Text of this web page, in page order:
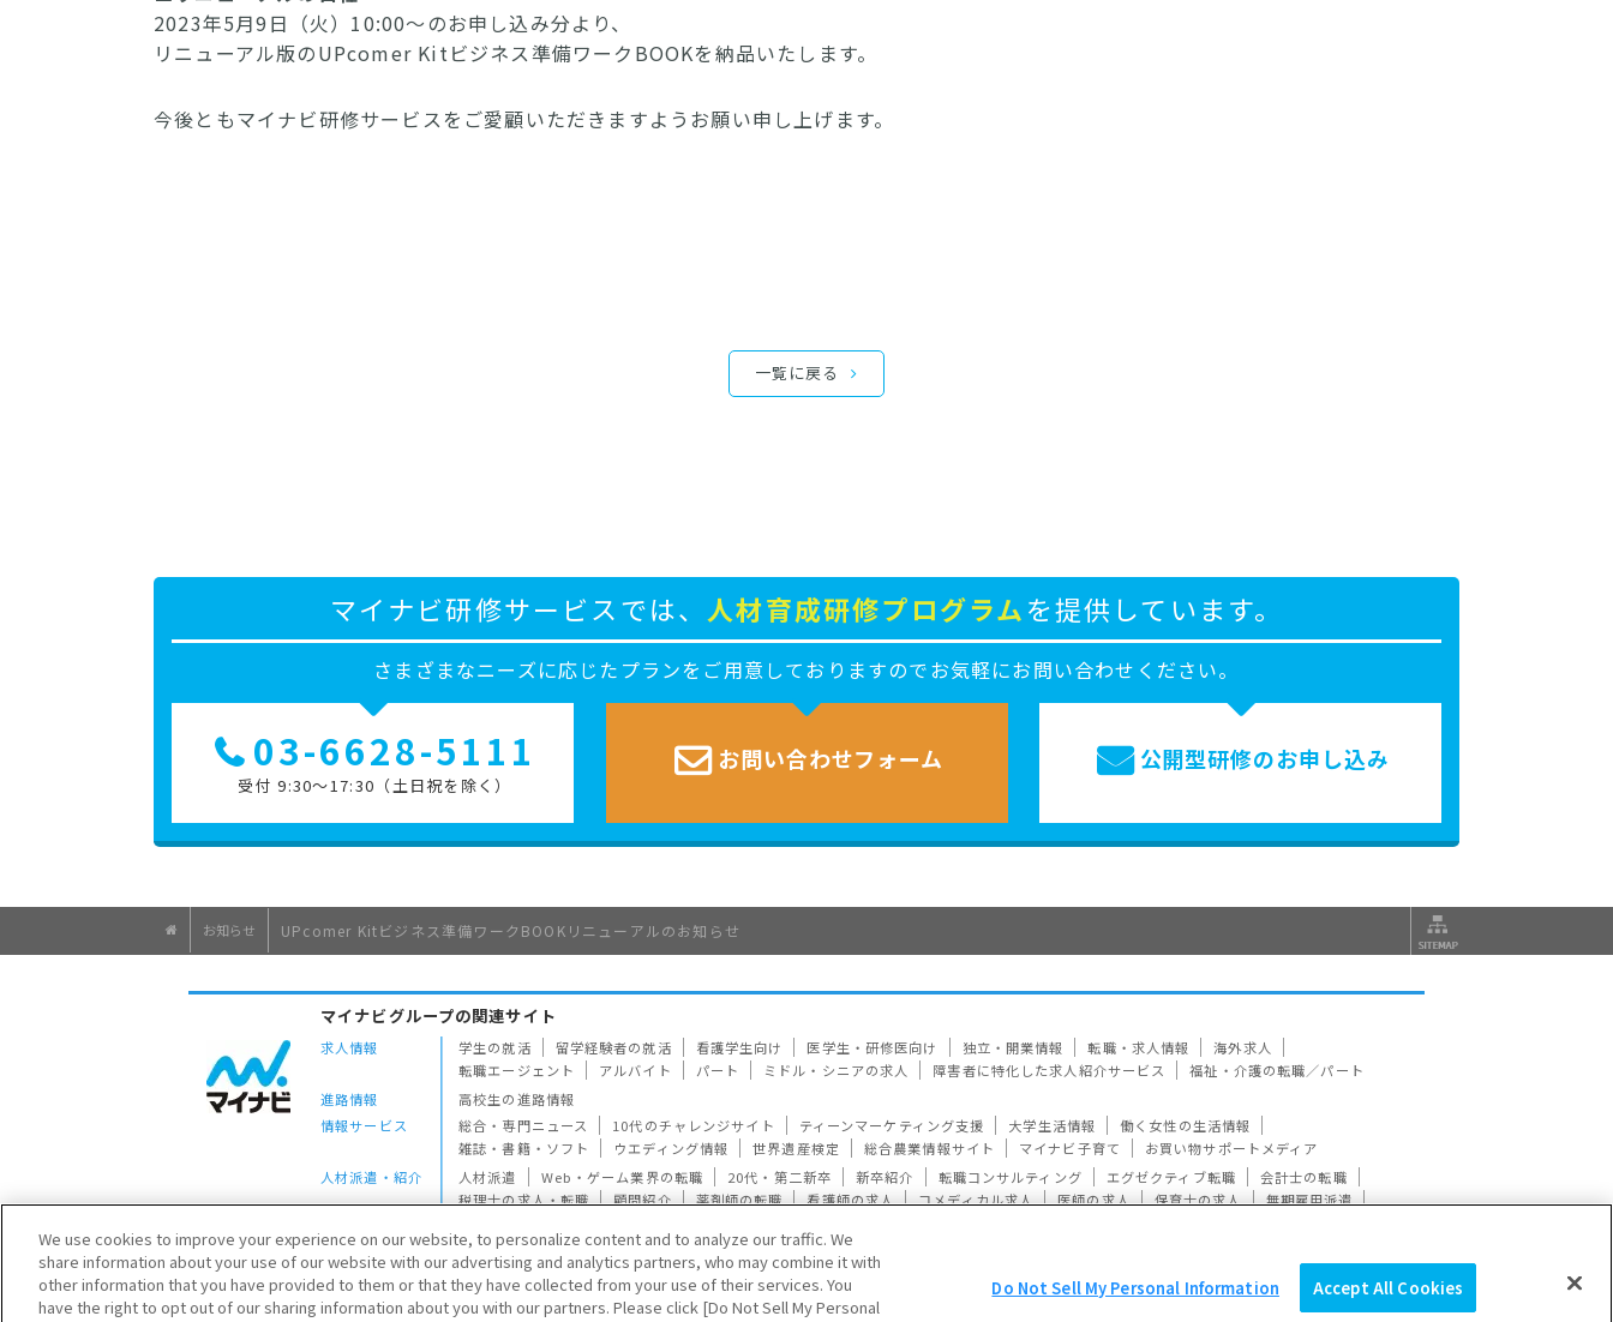
2023年5月9日（火）10:00～のお申し込み分より、
リニューアル版のUPcomer Kitビジネス準備ワークBOOKを納品いたします。
今後ともマイナビ研修サービスをご愛顧いただきますようお願い申し上げます。
一覧に戻る
マイナビ研修サービスでは、 人材育成研修プログラムを提供しています。
さまざまなニーズに応じたプランをご用意しておりますのでお気軽にお問い合わせください。
03-6628-5111
受付 9:30～17:30（土日祝を除く）
お問い合わせフォーム 公開型研修のお申し込み
お知らせ UPcomer Kitビジネス準備ワークBOOKリニューアルのお知らせ
マイナビグループの関連サイト
求人情報 学生の就活 留学経験者の就活 看護学生向け 医学生・研修医向け 独立・開業情報 転職・求人情報
海外求人
転職エージェント
アルバイト パート ミドル・シニアの求人 障害者に特化した求人紹介サービス
福祉・介護の転職／パート
進路情報
高校生の進路情報
情報サービス
総合・専門ニュース 10代のチャレンジサイト ティーンマーケティング支援 大学生活情報
働く女性の生活情報
雑誌・書籍・ソフト
ウエディング情報 世界遺産検定 総合農業情報サイト マイナビ子育て
お買い物サポートメディア
人材派遣・紹介
人材派遣 Web・ゲーム業界の転職 20代・第二新卒 新卒紹介 転職コンサルティング エグゼクティブ転職
会計士の転職
税理士の求人・転職
顧問紹介 薬剤師の転職 看護師の求人 コメディカル求人 医師の求人 保育士の求人
無期雇用派遣
法人向け
研修サービス 発送代行 健康経営 社宅手配
Copyright © Mynavi Corporation 会社概要 アクセス サスティナビリティ 採用 個人情報保護方針
We use cookies to improve your experience on our website, to personalize content and to analyze our traffic. We
share information about your use of our website with our advertising and analytics partners, who may combine it with
other information that you have provided to them or that they have collected from your use of their services. You
have the right to opt out of our sharing information about you with our partners. Please click [Do Not Sell My Personal
Do Not Sell My Personal Information Accept All Cookies